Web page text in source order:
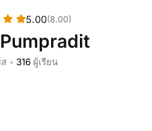
5.00(8.00)
• 316 ผู้เรียน